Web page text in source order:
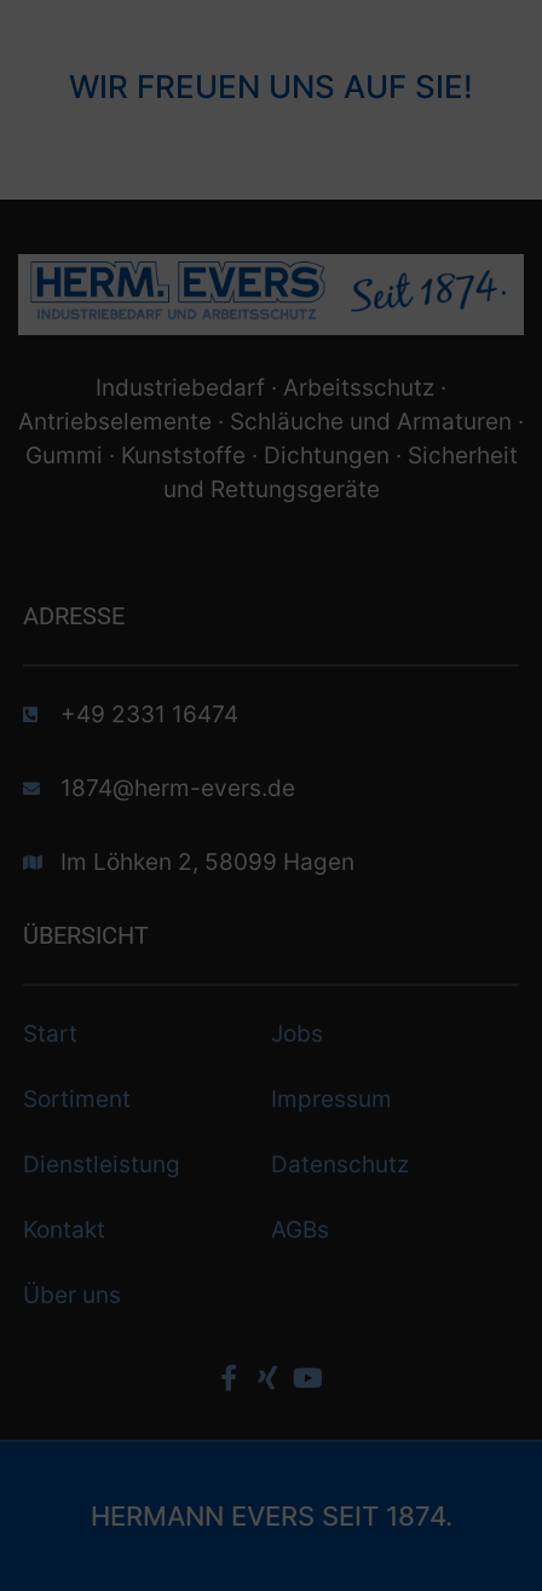
WIR FREUEN UNS AUF SIE!
Industriebedarf · Arbeitsschutz ·
Antriebselemente · Schläuche und Armaturen ·
Gummi · Kunststoffe · Dichtungen · Sicherheit
und Rettungsgeräte
ADRESSE
+49 2331 16474
1874@herm-evers.de
Im Löhken 2, 58099 Hagen
ÜBERSICHT
Start
Sortiment
Dienstleistung
Kontakt
Über uns
Jobs
Impressum
Datenschutz
AGBs
HERMANN EVERS SEIT 1874.